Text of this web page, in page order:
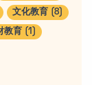
文化教育 (8)
教育 (1)